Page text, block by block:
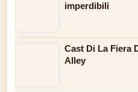
imperdibili
Cast Di La Fiera
Alley